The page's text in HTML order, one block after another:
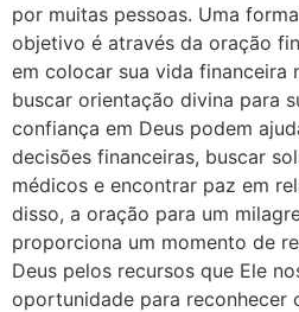
por muitas pessoas. Uma
objetivo é através da oração
em colocar sua vida financeira
buscar orientação divina para
confiança em Deus podem
decisões financeiras, buscar
médicos e encontrar paz em
disso, a oração para um
proporciona um momento de
Deus pelos recursos que Ele
oportunidade para reconhecer